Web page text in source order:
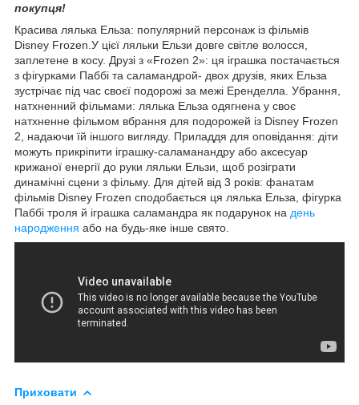
покупця!
Красива лялька Ельза: популярний персонаж із фільмів
Disney Frozen.У цієї ляльки Ельзи довге світле волосся,
заплетене в косу. Друзі з «Frozen 2»: ця іграшка постачається
з фігурками Паббі та саламандрой- двох друзів, яких Ельза
зустрічає під час своєї подорожі за межі Еренделла. Убрання,
натхненний фільмами: лялька Ельза одягнена у своє
натхненне фільмом вбрання для подорожей із Disney Frozen
2, надаючи їй іншого вигляду. Приладдя для оповідання: діти
можуть прикріпити іграшку-саламанандру або аксесуар
крижаної енергії до руки ляльки Ельзи, щоб розіграти
динамічні сцени з фільму. Для дітей від 3 років: фанатам
фільмів Disney Frozen сподобається ця лялька Ельза, фігурка
Паббі троля й іграшка саламандра як подарунок на день
народження або на будь-яке інше свято.
Приховати